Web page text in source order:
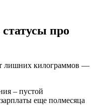
про
лишних килограммов —
– пустой
еще полмесяца